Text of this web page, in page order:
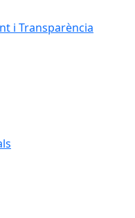
i Transparència